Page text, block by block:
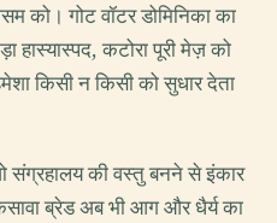
गोट वॉटर डोमिनिका का
हास्यास्पद, कटोरा पूरी मेज़ को
किसी न किसी को सुधार देता
संग्रहालय की वस्तु बनने से इंकार
ब्रेड अब भी आग और धैर्य का